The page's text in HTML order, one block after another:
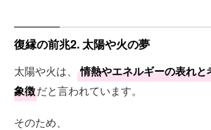
復縁の前兆2. 太陽や火の夢
太陽や火は、
情熱やエネルギーの表れ
象徴だと言われています。
そのため、